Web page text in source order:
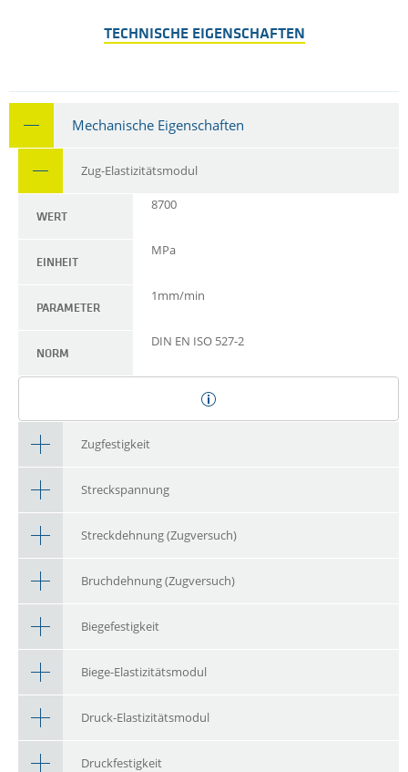
TECHNISCHE EIGENSCHAFTEN
Mechanische Eigenschaften
Zug-Elastizitätsmodul
WERT
8700
EINHEIT
MPa
PARAMETER
1mm/min
NORM
DIN EN ISO 527-2
Zugfestigkeit
Streckspannung
Streckdehnung (Zugversuch)
Bruchdehnung (Zugversuch)
Biegefestigkeit
Biege-Elastizitätsmodul
Druck-Elastizitätsmodul
Druckfestigkeit